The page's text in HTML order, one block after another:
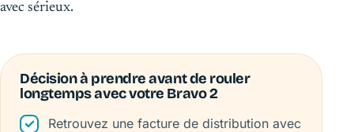
avec sérieux.
Décision à prendre avant de rouler
longtemps avec votre Bravo 2
Retrouvez une facture de distribution avec